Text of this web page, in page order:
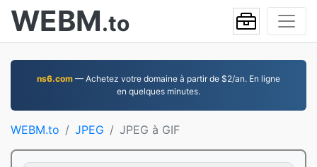
WEBM.to
ns6.com — Achetez votre domaine à partir de $2/an. En ligne
en quelques minutes.
WEBM.to JPEG JPEG à GIF